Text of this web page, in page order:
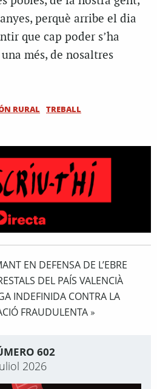
perquè arribe el dia
que cap poder s’ha
més, de nosaltres
RURAL TREBALL
EN DEFENSA DE L’EBRE
DEL PAÍS VALENCIÀ
INDEFINIDA CONTRA LA
FRAUDULENTA »
602
2026